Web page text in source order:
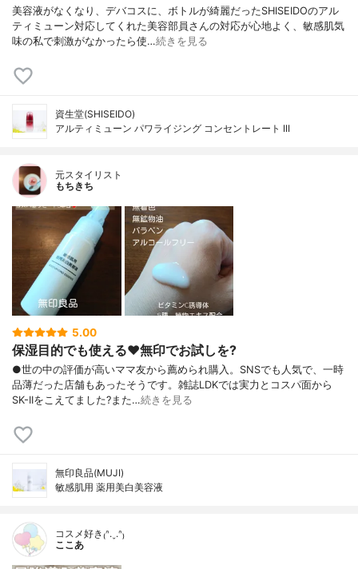
美容液がなくなり、デバコスに、ボトルが綺麗だったSHISEIDOのアル
ティミューン対応してくれた美容部員さんの対応が心地よく、敏感肌気
味の私で刺激がなかったら使…続きを見る
資生堂(SHISEIDO)
アルティミューン パワライジング コンセントレート III
元スタイリスト
もちきち
5.00
保湿目的でも使える♥️無印でお試しを?
●世の中の評価が高いママ友から薦められ購入。SNSでも人気で、一時
品薄だった店舗もあったそうです。雑誌LDKでは実力とコスパ面から
SK-IIをこえてました?また…続きを見る
無印良品(MUJI)
敏感肌用 薬用美白美容液
コスメ好き₍ᐢ.ˬ.ᐢ₎
ここあ